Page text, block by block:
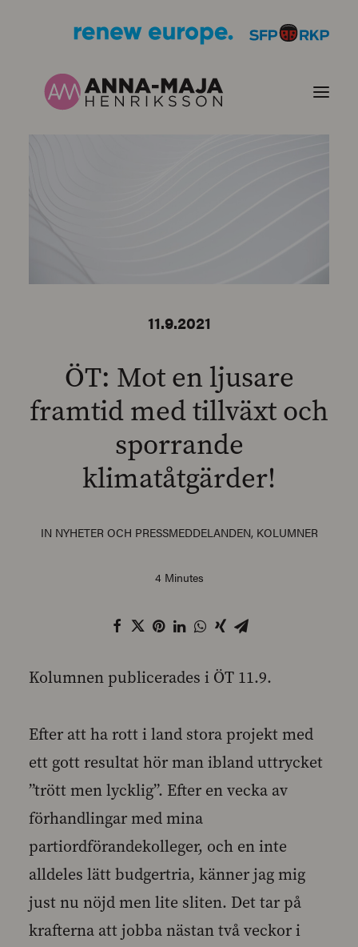
SEARCH
11.9.2021
ÖT: Mot en ljusare
framtid med tillväxt och
sporrande
klimatåtgärder!
IN NYHETER OCH PRESSMEDDELANDEN, KOLUMNER
4 Minutes
Kolumnen publicerades i ÖT 11.9.
Efter att ha rott i land stora projekt med
ett gott resultat hör man ibland uttrycket
”trött men lycklig”. Efter en vecka av
förhandlingar med mina
partiordförandekolleger, och en inte
alldeles lätt budgertria, känner jag mig
just nu nöjd men lite sliten. Det tar på
krafterna att jobba nästan två veckor i